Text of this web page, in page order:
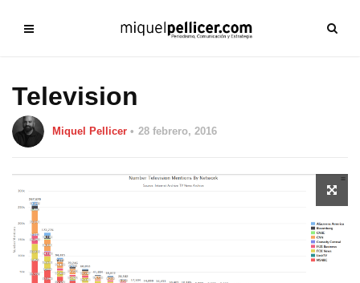
Television
Miquel Pellicer 28 febrero, 2016